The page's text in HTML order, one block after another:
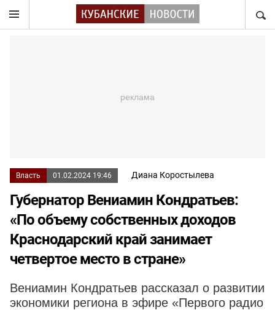
Власть 01.02.2024 19:46 Диана Коростылева
Губернатор Вениамин Кондратьев:
«По объему собственных доходов
Краснодарский край занимает
четвертое место в стране»
Вениамин Кондратьев рассказал о развитии
экономики региона в эфире «Первого радио